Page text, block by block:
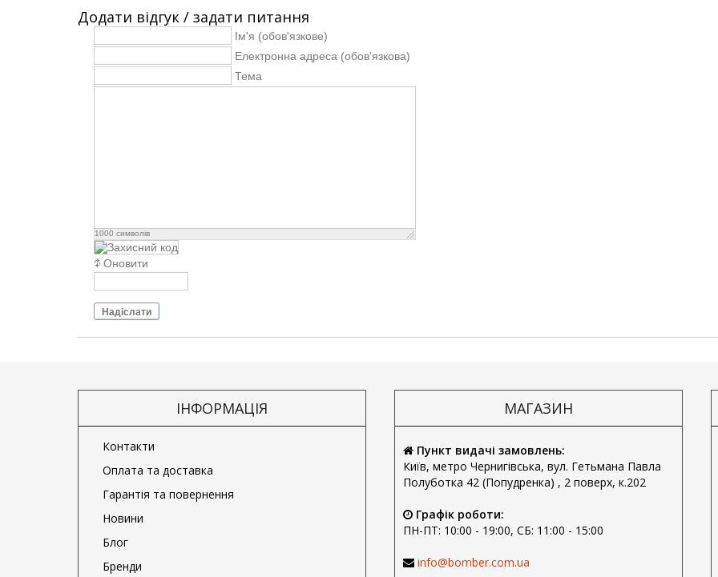
Додати відгук / задати питання
Ім'я (обов'язкове)
Електронна адреса (обов'язкова)
Тема
1000 символів
Оновити
Надіслати
ІНФОРМАЦІЯ
Контакти
Оплата та доставка
Гарантія та повернення
Новини
Блог
Бренди
МАГАЗИН
Пункт видачі замовлень:
Київ, метро Чернигівська, вул. Гетьмана Павла
Полуботка 42 (Попудренка) , 2 поверх, к.202
Графік роботи:
ПН-ПТ: 10:00 - 19:00, СБ: 11:00 - 15:00
info@bomber.com.ua